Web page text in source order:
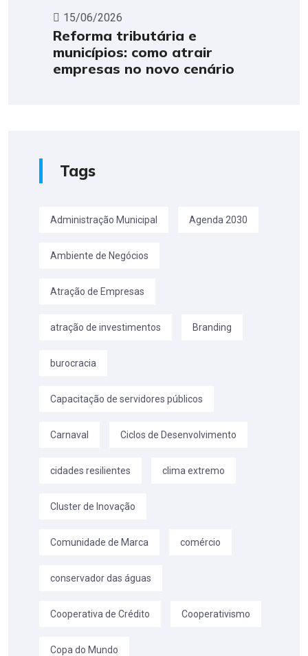
15/06/2026
Reforma tributária e
municípios: como atrair
empresas no novo cenário
Tags
Administração Municipal Agenda 2030
Ambiente de Negócios
Atração de Empresas
atração de investimentos Branding
burocracia
Capacitação de servidores públicos
Carnaval Ciclos de Desenvolvimento
cidades resilientes clima extremo
Cluster de Inovação
Comunidade de Marca comércio
conservador das águas
Cooperativa de Crédito Cooperativismo
Copa do Mundo